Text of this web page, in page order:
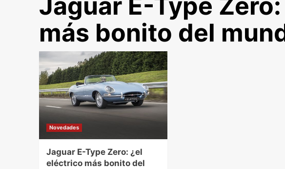
Jaguar E-Type
más bonito del
Novedades
Jaguar E-Type Zero: ¿el
eléctrico más bonito del